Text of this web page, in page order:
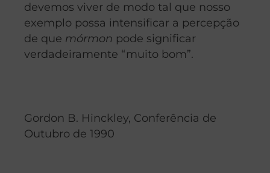
devemos viver de modo tal que nosso
exemplo possa intensificar a percepção
de que mórmon pode significar
verdadeiramente “muito bom”.
Gordon B. Hinckley, Conferência de
Outubro de 1990